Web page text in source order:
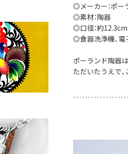
◎メーカー：ポー
◎素材：陶器
◎口径：約12.3cm
◎食器洗浄機、電
ポーランド陶器
ただいたうえで、